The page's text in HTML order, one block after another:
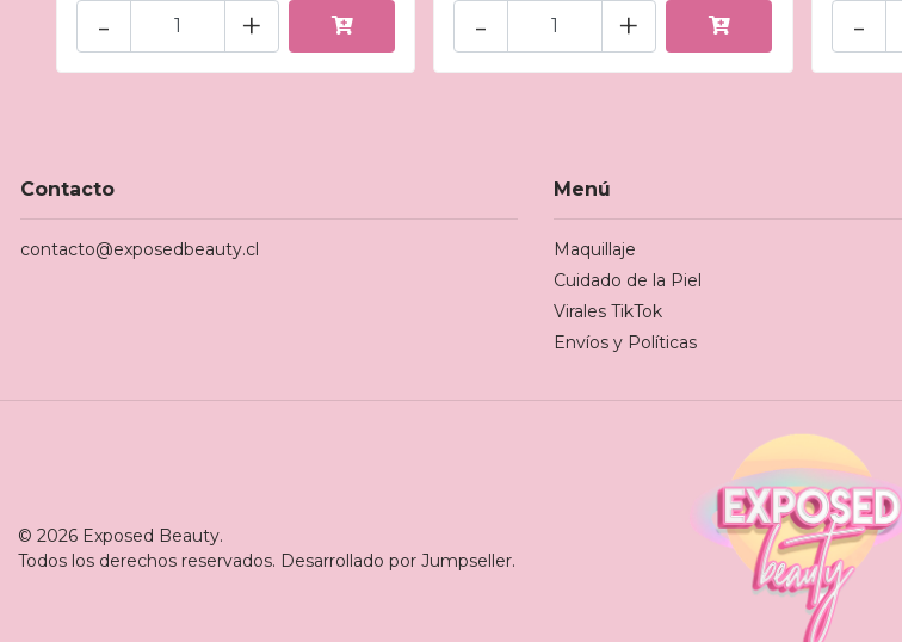
+
- +
- -
Contacto
contacto@exposedbeauty.cl
Menú
Maquillaje
Cuidado de la Piel
Virales TikTok
Envíos y Políticas
© 2026 Exposed Beauty.
Todos los derechos reservados. Desarrollado por Jumpseller.